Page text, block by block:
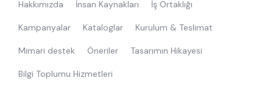
Hakkımızda İnsan Kaynakları İş Ortaklığı
Kampanyalar Kataloglar Kurulum & Teslimat
Mimari destek Öneriler Tasarımın Hikayesi
Bilgi Toplumu Hizmetleri